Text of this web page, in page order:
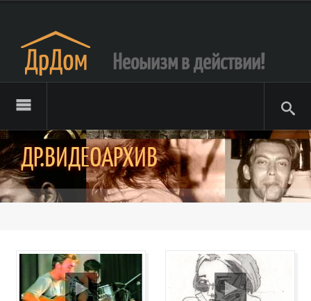
Неоыизм в действии!
ДР.ВИДЕОАРХИВ